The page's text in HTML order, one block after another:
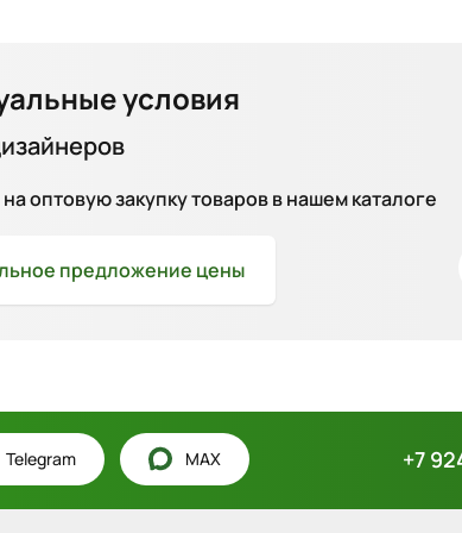
условия
оптовую закупку товаров в нашем каталоге
предложение цены
Telegram MAX +7